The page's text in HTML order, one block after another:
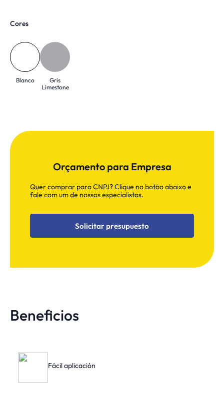
Cores
Blanco
Gris
Limestone
Orçamento para Empresa
Quer comprar para CNPJ? Clique no botão abaixo e
fale com um de nossos especialistas.
Solicitar presupuesto
Beneficios
Fácil aplicación